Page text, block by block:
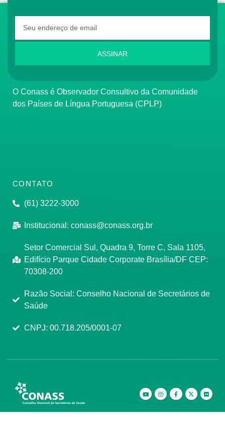
ASSINAR
O Conass é Observador Consultivo da Comunidade
dos Países de Língua Portuguesa (CPLP)
CONTATO
(61) 3222-3000
Institucional: conass@conass.org.br
Setor Comercial Sul, Quadra 9, Torre C, Sala 1105,
Edifício Parque Cidade Corporate Brasília/DF CEP:
70308-200
Razão Social: Conselho Nacional de Secretários de
Saúde
CNPJ: 00.718.205/0001-07